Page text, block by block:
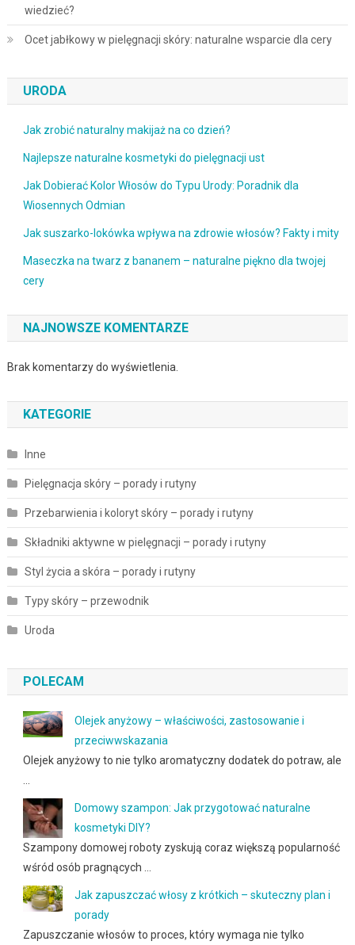
wiedzieć?
Ocet jabłkowy w pielęgnacji skóry: naturalne wsparcie dla cery
URODA
Jak zrobić naturalny makijaż na co dzień?
Najlepsze naturalne kosmetyki do pielęgnacji ust
Jak Dobierać Kolor Włosów do Typu Urody: Poradnik dla
Wiosennych Odmian
Jak suszarko-lokówka wpływa na zdrowie włosów? Fakty i mity
Maseczka na twarz z bananem – naturalne piękno dla twojej
cery
NAJNOWSZE KOMENTARZE
Brak komentarzy do wyświetlenia.
KATEGORIE
Inne
Pielęgnacja skóry – porady i rutyny
Przebarwienia i koloryt skóry – porady i rutyny
Składniki aktywne w pielęgnacji – porady i rutyny
Styl życia a skóra – porady i rutyny
Typy skóry – przewodnik
Uroda
POLECAM
Olejek anyżowy – właściwości, zastosowanie i
przeciwwskazania
Olejek anyżowy to nie tylko aromatyczny dodatek do potraw, ale
Domowy szampon: Jak przygotować naturalne
kosmetyki DIY?
Szampony domowej roboty zyskują coraz większą popularność
wśród osób pragnących …
Jak zapuszczać włosy z krótkich – skuteczny plan i
porady
Zapuszczanie włosów to proces, który wymaga nie tylko